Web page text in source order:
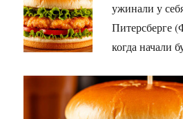
ужинали у
Питерсберге
когда начали